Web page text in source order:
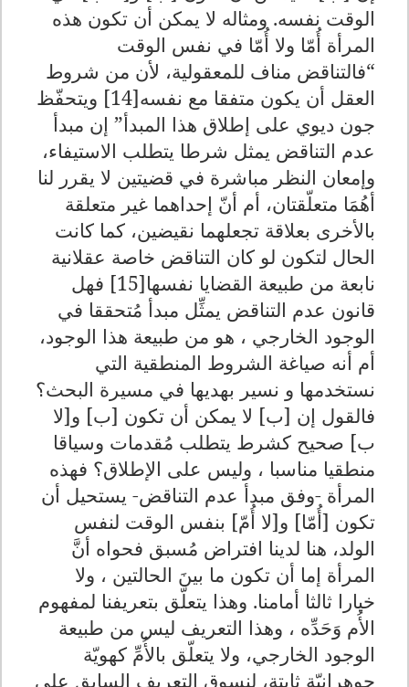
الوقت نفسه. ومثاله لا يمكن أن تكون هذه
المرأة أُمّا ولا أُمّا في نفس الوقت
“فالتناقض مناف للمعقولية، لأن من شروط
العقل أن يكون متفقا مع نفسه[14] ويتحفّظ
جون ديوي على إطلاق هذا المبدأ” إن مبدأ
عدم التناقض يمثل شرطا يتطلب الاستيفاء،
وإمعان النظر مباشرة في قضيتين لا يقرر لنا
أهُمَا متعلّقتان، أم أنّ إحداهما غير متعلقة
بالأخرى بعلاقة تجعلهما نقيضين، كما كانت
الحال لتكون لو كان التناقض خاصة عقلانية
نابعة من طبيعة القضايا نفسها[15] فهل
قانون عدم التناقض يمثِّل مبدأ مُتحققا في
الوجود الخارجي ، هو من طبيعة هذا الوجود،
أم أنه صياغة الشروط المنطقية التي
نستخدمها و نسير بهديها في مسيرة البحث؟
فالقول إن [ب] لا يمكن أن تكون [ب] و[لا
ب] صحيح كشرط يتطلب مُقدمات وسياقا
منطقيا مناسبا ، وليس على الإطلاق؟ فهذه
المرأة -وفق مبدأ عدم التناقض- يستحيل أن
تكون [أُمّا] و[لا أُمّ] بنفس الوقت لنفس
الولد، هنا لدينا افتراض مُسبق فحواه أنَّ
المرأة إما أن تكون ما بينَ الحالتين ، ولا
خيارا ثالثا أمامنا. وهذا يتعلّق بتعريفنا لمفهوم
الأُم وَحَدِّه ، وهذا التعريف ليس من طبيعة
الوجود الخارجي، ولا يتعلّق بالأُمِّ كهويّة
جوهرانيّة ثابتة، لنسوق التعريف السابق على